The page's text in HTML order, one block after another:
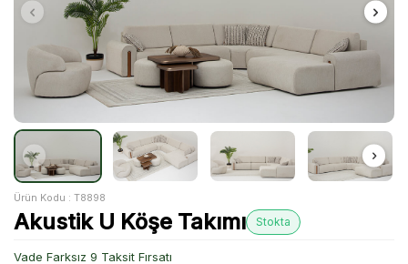
Ürün Kodu : T8898
Akustik U Köşe Takımı Stokta
Vade Farksız 9 Taksit Fırsatı